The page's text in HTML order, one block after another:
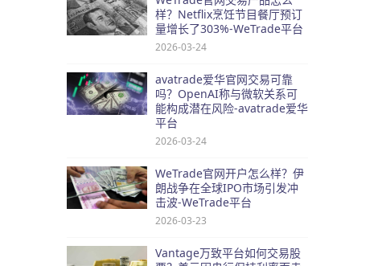
样？Netflix烹饪节目餐厅预订
量增长了303%-WeTrade平台
2026-03-24
avatrade爱华官网交易可靠
吗？OpenAI称与微软关系可
能构成潜在风险-avatrade爱华
平台
2026-03-24
WeTrade官网开户怎么样？伊
朗战争在全球IPO市场引发冲
击波-WeTrade平台
2026-03-23
Vantage万致平台如何交易股